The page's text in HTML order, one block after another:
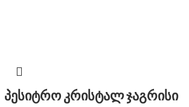
პესიტრო კრისტალ ჯაგრისი